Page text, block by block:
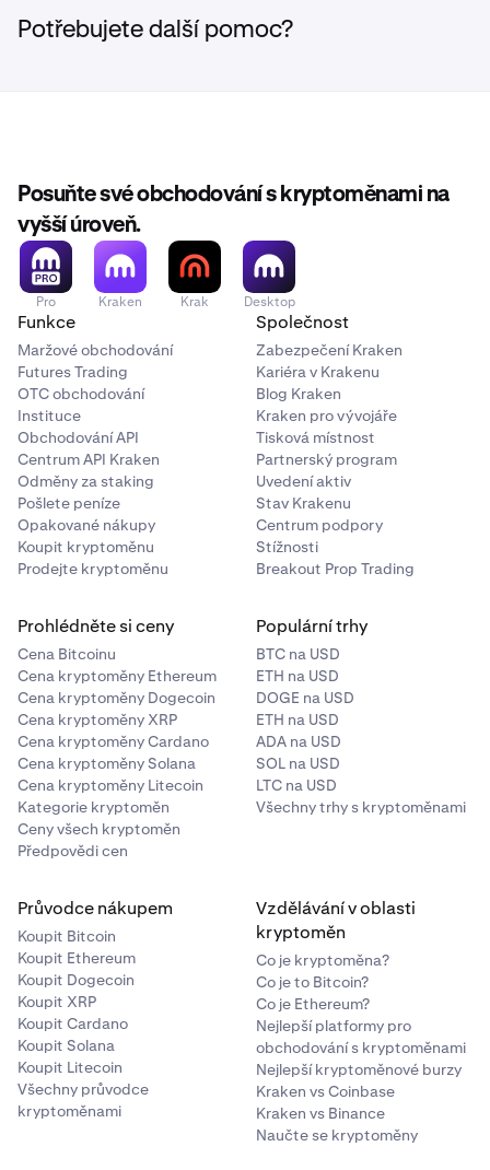
Pokud účet zahrnuje následující aktivitu:
Agregace by byly hlášeny jako:
Agregát všech BTC zakoupených za USD (příchozí
kryptoaktivum)
Agregát všech BTC prodaných za USD (odchozí
kryptoaktivum)
Agregát všech SOL prodaných za USD (odchozí
kryptoaktivum)
Každá agregace je hlášena samostatně.
Směny mezi jedním nebo více relevantními
kryptoaktivy
Transakce zahrnující směny mezi kryptoaktivy jsou
agregovány podle:
Směru transakce (příchozí vs. odchozí pro příslušné
kryptoaktivum).
Příklad:
Pokud účet zahrnuje:
BTC zakoupené za ETH
BTC prodané za ETH
SOL prodané za BTC
Agregace by byly hlášeny jako:
Agregát všech BTC zakoupených za ETH (příchozí
BTC)
Agregát všech BTC prodaných za ETH (odchozí BTC)
Agregát všech SOL prodaných za BTC (odchozí SOL)
Každý pár kryptoaktiv a směr je agregován a hlášen
nezávisle.
Potřebujete další pomoc?
Posuňte své obchodování s kryptoměnami na
vyšší úroveň.
Pro Kraken Krak Desktop
Funkce
Maržové obchodování
Futures Trading
OTC obchodování
Instituce
Obchodování API
Centrum API Kraken
Odměny za staking
Pošlete peníze
Opakované nákupy
Koupit kryptoměnu
Prodejte kryptoměnu
Společnost
Zabezpečení Kraken
Kariéra v Krakenu
Blog Kraken
Kraken pro vývojáře
Tisková místnost
Partnerský program
Uvedení aktiv
Stav Krakenu
Centrum podpory
Stížnosti
Breakout Prop Trading
Prohlédněte si ceny
Cena Bitcoinu
Cena kryptoměny Ethereum
Cena kryptoměny Dogecoin
Cena kryptoměny XRP
Cena kryptoměny Cardano
Cena kryptoměny Solana
Cena kryptoměny Litecoin
Kategorie kryptoměn
Ceny všech kryptoměn
Předpovědi cen
Populární trhy
BTC na USD
ETH na USD
DOGE na USD
ETH na USD
ADA na USD
SOL na USD
LTC na USD
Všechny trhy s kryptoměnami
Průvodce nákupem
Koupit Bitcoin
Koupit Ethereum
Koupit Dogecoin
Koupit XRP
Koupit Cardano
Koupit Solana
Koupit Litecoin
Všechny průvodce
kryptoměnami
Vzdělávání v oblasti
kryptoměn
Co je kryptoměna?
Co je to Bitcoin?
Co je Ethereum?
Nejlepší platformy pro
obchodování s kryptoměnami
Nejlepší kryptoměnové burzy
Kraken vs Coinbase
Kraken vs Binance
Naučte se kryptoměny